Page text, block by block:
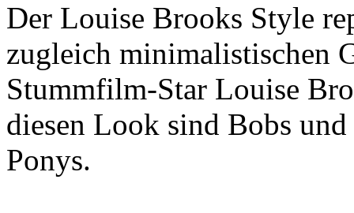
Der Louise Brooks Style
zugleich minimalistischen
Stummfilm-Star Louise
diesen Look sind Bobs
Ponys.